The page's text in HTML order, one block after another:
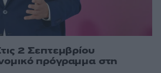
2 Σεπτεμβρίου
πρόγραμμα στη